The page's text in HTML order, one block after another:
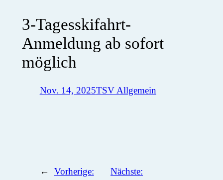
3-Tagesskifahrt-
Anmeldung ab sofort
möglich
Nov. 14, 2025TSV Allgemein
←
Vorherige:
Nächste: